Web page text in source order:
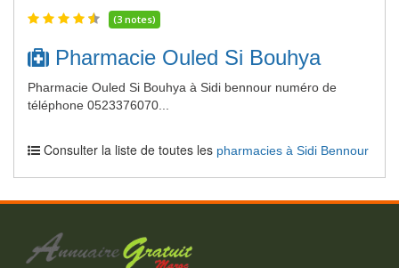
(3 notes)
Pharmacie Ouled Si Bouhya
Pharmacie Ouled Si Bouhya à Sidi bennour numéro de
téléphone 0523376070...
Consulter la liste de toutes les pharmacies à Sidi Bennour